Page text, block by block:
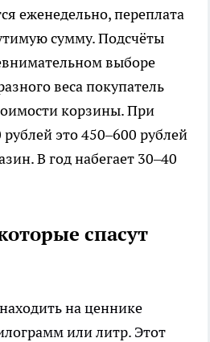
еженедельно, переплата
сумму. Подсчёты
выборе
веса покупатель
корзины. При
это 450–600 рублей
В год набегает 30–40
спасут
на ценнике
или литр. Этот